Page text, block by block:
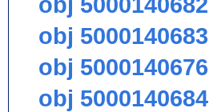
obj 5000140683
obj 5000140676
obj 5000140684